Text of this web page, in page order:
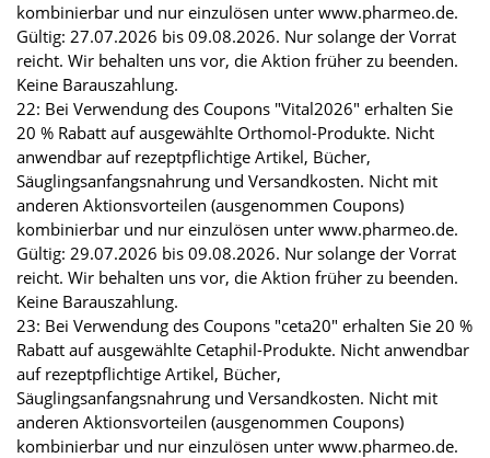
kombinierbar und nur einzulösen unter www.pharmeo.de.
Gültig: 27.07.2026 bis 09.08.2026. Nur solange der Vorrat
reicht. Wir behalten uns vor, die Aktion früher zu beenden.
Keine Barauszahlung.
22: Bei Verwendung des Coupons "Vital2026" erhalten Sie
20 % Rabatt auf ausgewählte Orthomol-Produkte. Nicht
anwendbar auf rezeptpflichtige Artikel, Bücher,
Säuglingsanfangsnahrung und Versandkosten. Nicht mit
anderen Aktionsvorteilen (ausgenommen Coupons)
kombinierbar und nur einzulösen unter www.pharmeo.de.
Gültig: 29.07.2026 bis 09.08.2026. Nur solange der Vorrat
reicht. Wir behalten uns vor, die Aktion früher zu beenden.
Keine Barauszahlung.
23: Bei Verwendung des Coupons "ceta20" erhalten Sie 20 %
Rabatt auf ausgewählte Cetaphil-Produkte. Nicht anwendbar
auf rezeptpflichtige Artikel, Bücher,
Säuglingsanfangsnahrung und Versandkosten. Nicht mit
anderen Aktionsvorteilen (ausgenommen Coupons)
kombinierbar und nur einzulösen unter www.pharmeo.de.